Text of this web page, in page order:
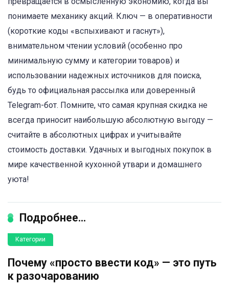
понимаете механику акций. Ключ — в оперативности
(короткие коды «вспыхивают и гаснут»),
внимательном чтении условий (особенно про
минимальную сумму и категории товаров) и
использовании надежных источников для поиска,
будь то официальная рассылка или доверенный
Telegram-бот. Помните, что самая крупная скидка не
всегда приносит наибольшую абсолютную выгоду —
считайте в абсолютных цифрах и учитывайте
стоимость доставки. Удачных и выгодных покупок в
мире качественной кухонной утвари и домашнего
уюта!
Подробнее...
Категории
Почему «просто ввести код» — это путь
к разочарованию